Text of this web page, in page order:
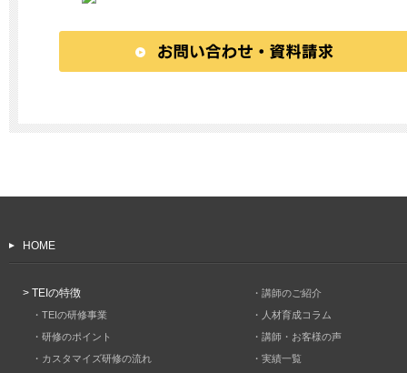
HOME
> TEIの特徴
・TEIの研修事業
・研修のポイント
・カスタマイズ研修の流れ
・講師のご紹介
・人材育成コラム
・講師・お客様の声
・実績一覧